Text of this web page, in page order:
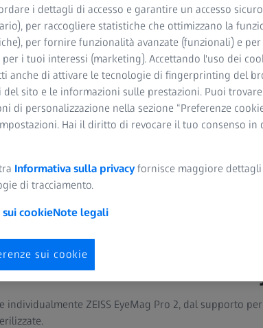
medico ZEISS
medico di ZEISS offrono ottime prestazioni
trattamenti di successo.
individuale di ZEISS
individualmente ZEISS EyeMag Pro 2, dal supporto
i dettagli di accesso e garantire un accesso
per raccogliere statistiche che ottimizzano la
per fornire funzionalità avanzate (funzionali) e
per i tuoi interessi (marketing). Accettando l'uso dei
anche di attivare le tecnologie di fingerprinting del
del sito e le informazioni sulle prestazioni. Puoi
di personalizzazione nella sezione “Preferenze
Hai il diritto di revocare il tuo consenso in
Informativa sulla privacyfornisce maggiore
di tracciamento.
sui cookieNote legali
sui cookie